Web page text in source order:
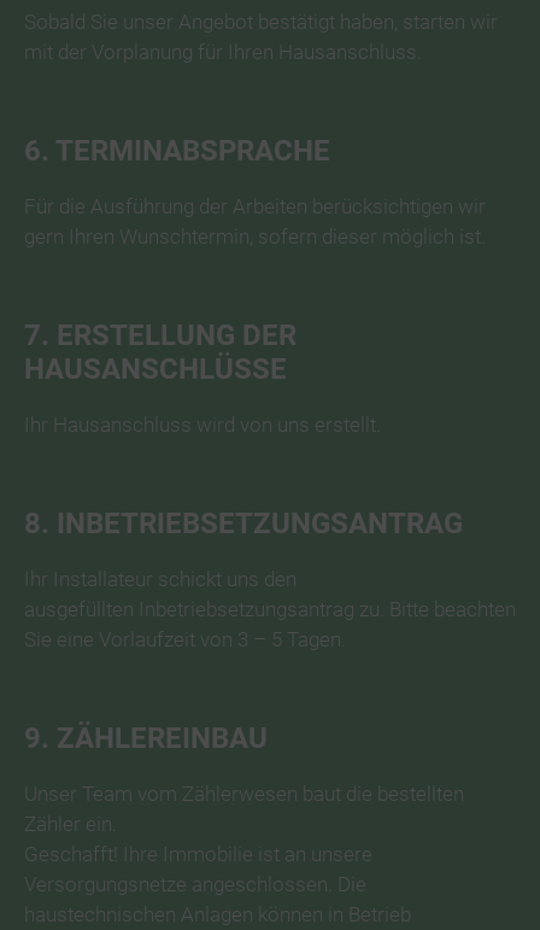
Sobald Sie unser Angebot bestätigt haben, starten wir
mit der Vorplanung für Ihren Hausanschluss.
6. TERMINABSPRACHE
Für die Ausführung der Arbeiten berücksichtigen wir
gern Ihren Wunschtermin, sofern dieser möglich ist.
7. ERSTELLUNG DER
HAUSANSCHLÜSSE
Ihr Hausanschluss wird von uns erstellt.
8. INBETRIEBSETZUNGSANTRAG
Ihr Installateur schickt uns den
ausgefüllten Inbetriebsetzungsantrag zu. Bitte beachten
Sie eine Vorlaufzeit von 3 – 5 Tagen.
9. ZÄHLEREINBAU
Unser Team vom Zählerwesen baut die bestellten
Zähler ein.
Geschafft! Ihre Immobilie ist an unsere
Versorgungsnetze angeschlossen. Die
haustechnischen Anlagen können in Betrieb